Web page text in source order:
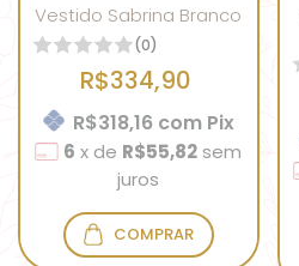
Vestido Sabrina Branco
(0)
R$334,90
R$318,16 com Pix
6 x de R$55,82 sem
juros
COMPRAR